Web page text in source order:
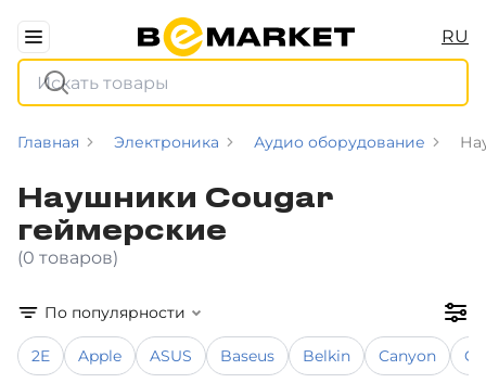
RU
Главная Электроника Аудио оборудование
Наушники Cougar
геймерские
(0 товаров)
По популярности
2E Apple ASUS Baseus Belkin Canyon